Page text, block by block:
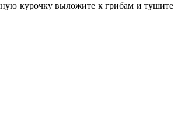
курочку выложите к грибам и тушите